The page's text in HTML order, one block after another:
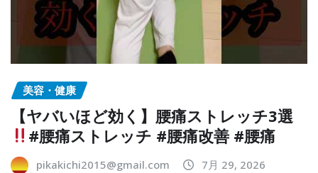
美容・健康
【ヤバいほど効く】腰痛ストレッチ3選
#腰痛ストレッチ #腰痛改善 #腰痛
pikakichi2015@gmail.com 7月 29, 2026